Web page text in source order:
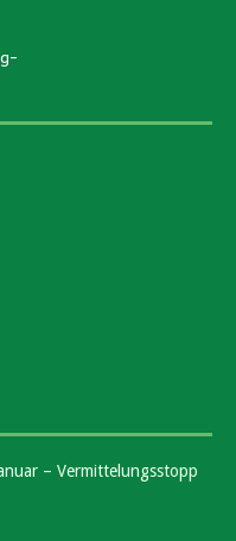
– Vermittelungsstopp